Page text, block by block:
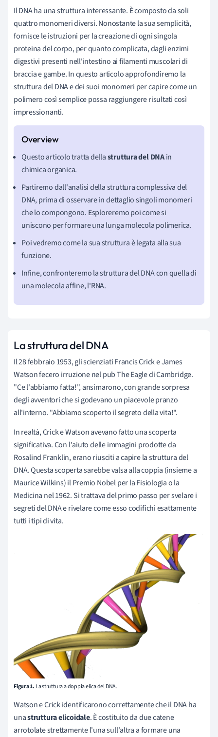
Il DNA ha una struttura interessante. È composto da soli
quattro monomeri diversi. Nonostante la sua semplicità,
fornisce le istruzioni per la creazione di ogni singola
proteina del corpo, per quanto complicata, dagli enzimi
digestivi presenti nell'intestino ai filamenti muscolari di
braccia e gambe. In questo articolo approfondiremo la
struttura del DNA e dei suoi monomeri per capire come un
polimero così semplice possa raggiungere risultati così
impressionanti.
Questo articolo tratta dellastruttura del DNAin
chimica organica.
Partiremo dall'analisi della struttura complessiva del
DNA, prima di osservare in dettaglio singoli monomeri
che lo compongono. Esploreremo poi come si
uniscono per formare una lunga molecola polimerica.
Poi vedremo come la sua struttura è legata alla sua
funzione.
Infine, confronteremo la struttura del DNA con quella di
una molecola affine, l'RNA.
La struttura del DNA
Il 28 febbraio 1953, gli scienziati Francis Crick e James
Watson fecero irruzione nel pub The Eagle di Cambridge.
"Ce l'abbiamo fatta!", ansimarono, con grande sorpresa
degli avventori che si godevano un piacevole pranzo
all'interno. "Abbiamo scoperto il segreto della vita!".
In realtà, Crick e Watson avevano fatto una scoperta
significativa. Con l'aiuto delle immagini prodotte da
Rosalind Franklin, erano riusciti a capire la struttura del
DNA. Questa scoperta sarebbe valsa alla coppia (insieme a
Maurice Wilkins) il Premio Nobel per la Fisiologia o la
Medicina nel 1962. Si trattava del primo passo per svelare i
segreti del DNA e rivelare come esso codifichi esattamente
tutti i tipi di vita.
Figura 1. La struttura a doppia elica del DNA.
Watson e Crick identificarono correttamente che il DNA ha
unastruttura elicoidale. È costituito da due catene
arrotolate strettamente l'una sull'altra a formare una